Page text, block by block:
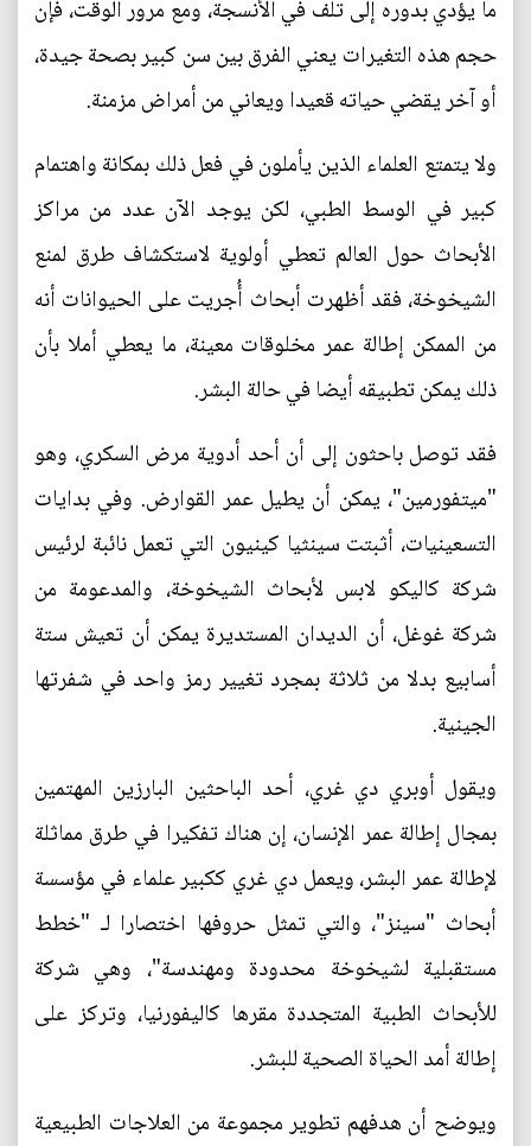
ما يؤدي بدوره إلى تلف في الأنسجة، ومع مرور الوقت، فإن
حجم هذه التغيرات يعني الفرق بين سن كبير بصحة جيدة،
أو آخر يقضي حياته قعيدا ويعاني من أمراض مزمنة.
ولا يتمتع العلماء الذين يأملون في فعل ذلك بمكانة واهتمام
كبير في الوسط الطبي، لكن يوجد الآن عدد من مراكز
الأبحاث حول العالم تعطي أولوية لاستكشاف طرق لمنع
الشيخوخة، فقد أظهرت أبحاث أُجريت على الحيوانات أنه
من الممكن إطالة عمر مخلوقات معينة، ما يعطي أملا بأن
ذلك يمكن تطبيقه أيضا في حالة البشر.
فقد توصل باحثون إلى أن أحد أدوية مرض السكري، وهو
"ميتفورمين"، يمكن أن يطيل عمر القوارض. وفي بدايات
التسعينيات، أثبتت سينثيا كينيون التي تعمل نائبة لرئيس
شركة كاليكو لابس لأبحاث الشيخوخة، والمدعومة من
شركة غوغل، أن الديدان المستديرة يمكن أن تعيش ستة
أسابيع بدلا من ثلاثة بمجرد تغيير رمز واحد في شفرتها
الجينية.
ويقول أوبري دي غري، أحد الباحثين البارزين المهتمين
بمجال إطالة عمر الإنسان، إن هناك تفكيرا في طرق مماثلة
لإطالة عمر البشر، ويعمل دي غري ككبير علماء في مؤسسة
أبحاث "سينز"، والتي تمثل حروفها اختصارا لـ "خطط
مستقبلية لشيخوخة محدودة ومهندسة"، وهي شركة
للأبحاث الطبية المتجددة مقرها كاليفورنيا، وتركز على
إطالة أمد الحياة الصحية للبشر.
ويوضح أن هدفهم تطوير مجموعة من العلاجات الطبيعية